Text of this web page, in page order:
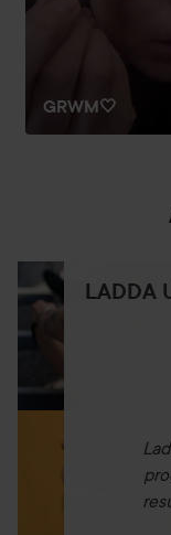
makeup från att
- SPF 30 skydd:
Ingen flashback
testad.
*Konsumentstudie
laboratorium
laboratorium
Användning:
Applicera på ren
fingertopparna.
GRWM🤍
LADDA